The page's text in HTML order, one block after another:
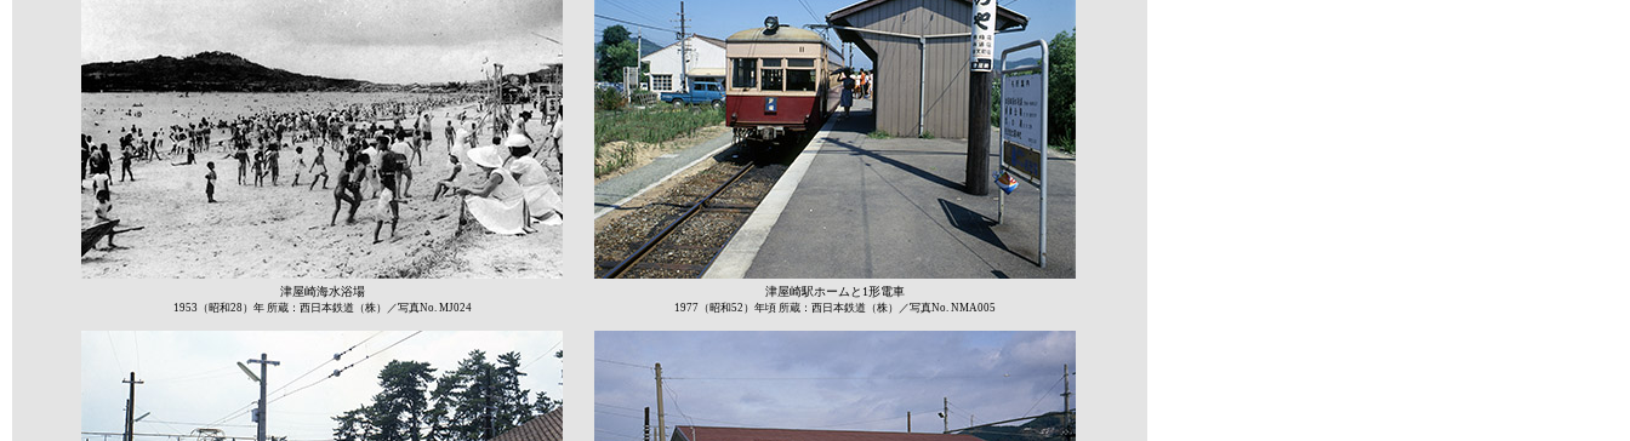
津屋崎海水浴場
1953（昭和28）年 所蔵：西日本鉄道（株）／写真No. MJ024
津屋崎駅ホームと1形電車
1977（昭和52）年頃 所蔵：西日本鉄道（株）／写真No. NMA005